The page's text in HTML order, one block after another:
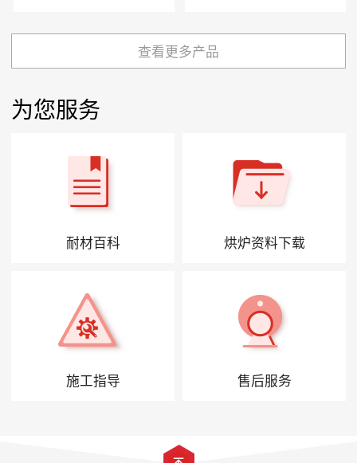
查看更多产品
为您服务
耐材百科 烘炉资料下载
施工指导 售后服务